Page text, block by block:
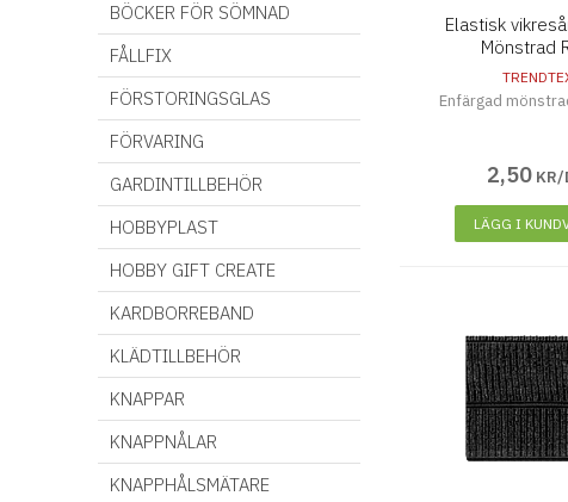
BÖCKER FÖR SÖMNAD
FÅLLFIX
FÖRSTORINGSGLAS
FÖRVARING
GARDINTILLBEHÖR
HOBBYPLAST
HOBBY GIFT CREATE
KARDBORREBAND
KLÄDTILLBEHÖR
KNAPPAR
KNAPPNÅLAR
KNAPPHÅLSMÄTARE
Elastisk
Mönstrad
Enfärgad
2,50 KR/
LÄGG I